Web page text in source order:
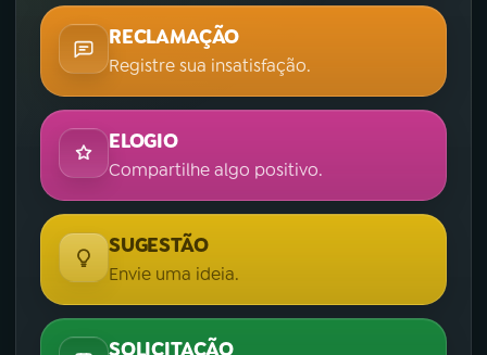
RECLAMAÇÃO
Registre sua insatisfação.
ELOGIO
Compartilhe algo positivo.
SUGESTÃO
Envie uma ideia.
SOLICITAÇÃO